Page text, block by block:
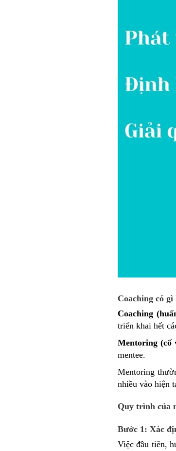
Coaching có
Coaching
triển khai hết
Mentoring (cố
mentee.
Mentoring
nhiều vào hiện
Quy trình của
Bước 1: Xác
Việc đầu tiên,